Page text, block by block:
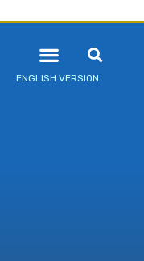
ENGLISH VERSION